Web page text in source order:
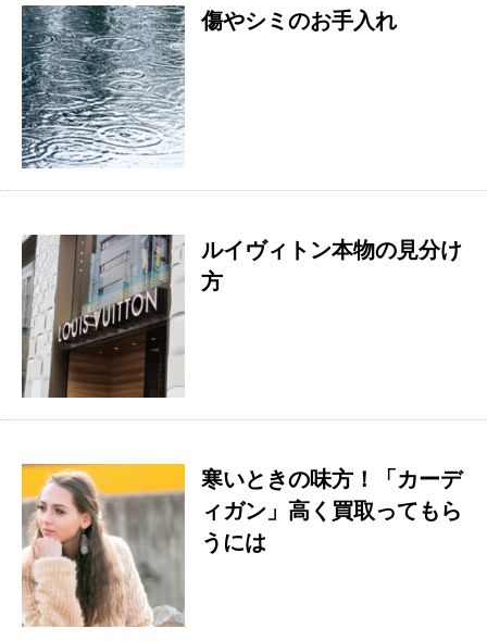
傷やシミのお手入れ
ルイヴィトン本物の見分け
方
寒いときの味方！「カーデ
ィガン」高く買取ってもら
うには